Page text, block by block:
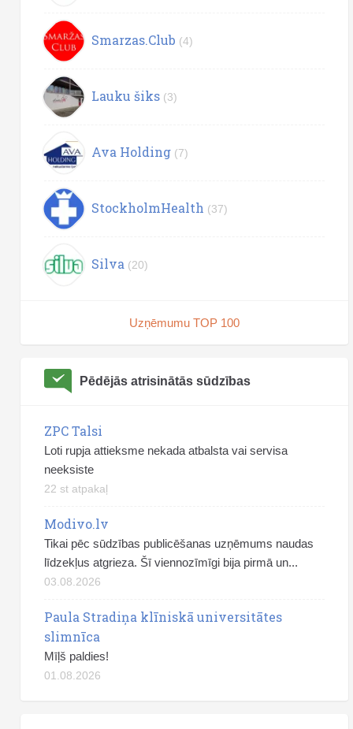
Smarzas.Club (4)
Lauku šiks (3)
Ava Holding (7)
StockholmHealth (37)
Silva (20)
Uzņēmumu TOP 100
Pēdējās atrisinātās sūdzības
ZPC Talsi
Loti rupja attieksme nekada atbalsta vai servisa
neeksiste
22 st atpakaļ
Modivo.lv
Tikai pēc sūdzības publicēšanas uzņēmums naudas
līdzekļus atgrieza. Šī viennozīmīgi bija pirmā un...
03.08.2026
Paula Stradiņa klīniskā universitātes
slimnīca
Mīļš paldies!
01.08.2026